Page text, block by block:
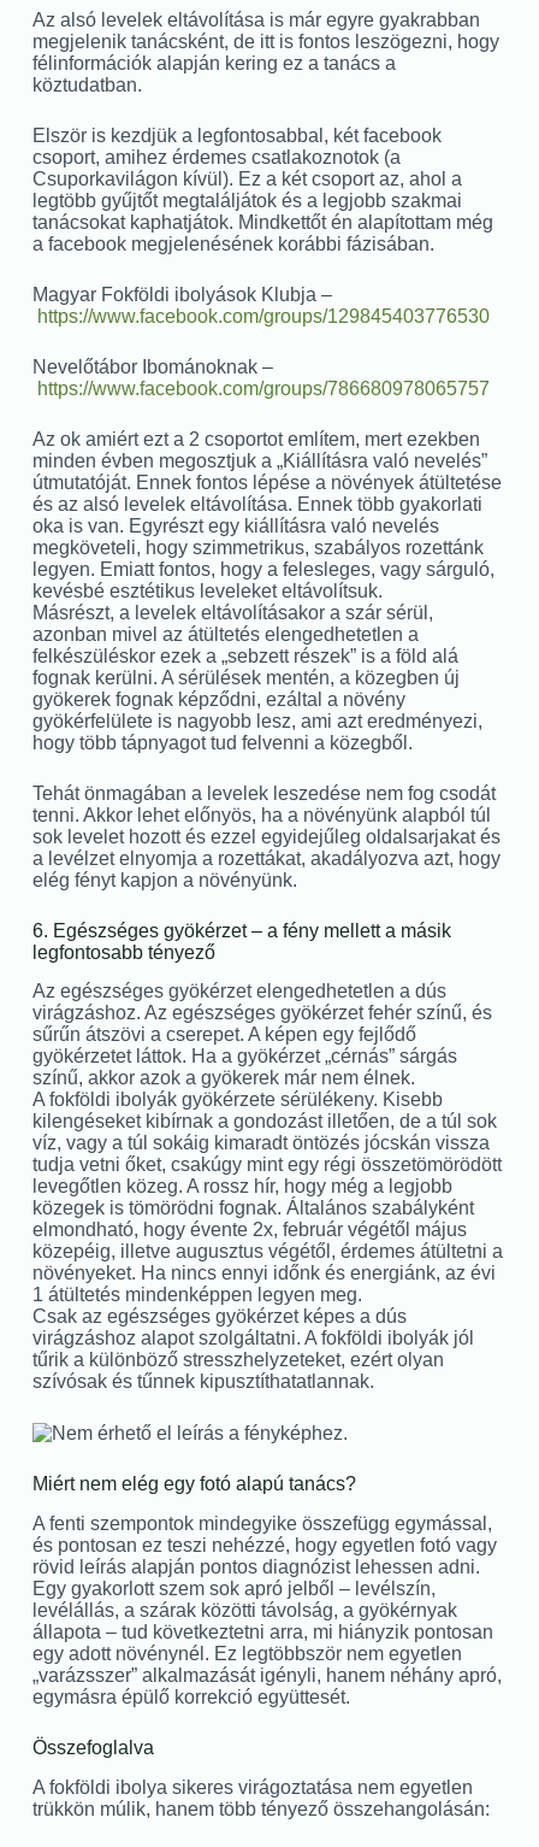
Az alsó levelek eltávolítása is már egyre gyakrabban
megjelenik tanácsként, de itt is fontos leszögezni, hogy
félinformációk alapján kering ez a tanács a
köztudatban.
Elször is kezdjük a legfontosabbal, két facebook
csoport, amihez érdemes csatlakoznotok (a
Csuporkavilágon kívül). Ez a két csoport az, ahol a
legtöbb gyűjtőt megtaláljátok és a legjobb szakmai
tanácsokat kaphatjátok. Mindkettőt én alapítottam még
a facebook megjelenésének korábbi fázisában.
Magyar Fokföldi ibolyások Klubja –
https://www.facebook.com/groups/129845403776530
Nevelőtábor Ibománoknak –
https://www.facebook.com/groups/786680978065757
Az ok amiért ezt a 2 csoportot említem, mert ezekben
minden évben megosztjuk a „Kiállításra való nevelés”
útmutatóját. Ennek fontos lépése a növények átültetése
és az alsó levelek eltávolítása. Ennek több gyakorlati
oka is van. Egyrészt egy kiállításra való nevelés
megköveteli, hogy szimmetrikus, szabályos rozettánk
legyen. Emiatt fontos, hogy a felesleges, vagy sárguló,
kevésbé esztétikus leveleket eltávolítsuk.
Másrészt, a levelek eltávolításakor a szár sérül,
azonban mivel az átültetés elengedhetetlen a
felkészüléskor ezek a „sebzett részek” is a föld alá
fognak kerülni. A sérülések mentén, a közegben új
gyökerek fognak képződni, ezáltal a növény
gyökérfelülete is nagyobb lesz, ami azt eredményezi,
hogy több tápnyagot tud felvenni a közegből.
Tehát önmagában a levelek leszedése nem fog csodát
tenni. Akkor lehet előnyös, ha a növényünk alapból túl
sok levelet hozott és ezzel egyidejűleg oldalsarjakat és
a levélzet elnyomja a rozettákat, akadályozva azt, hogy
elég fényt kapjon a növényünk.
6. Egészséges gyökérzet – a fény mellett a másik
legfontosabb tényező
Az egészséges gyökérzet elengedhetetlen a dús
virágzáshoz. Az egészséges gyökérzet fehér színű, és
sűrűn átszövi a cserepet. A képen egy fejlődő
gyökérzetet láttok. Ha a gyökérzet „cérnás” sárgás
színű, akkor azok a gyökerek már nem élnek.
A fokföldi ibolyák gyökérzete sérülékeny. Kisebb
kilengéseket kibírnak a gondozást illetően, de a túl sok
víz, vagy a túl sokáig kimaradt öntözés jócskán vissza
tudja vetni őket, csakúgy mint egy régi összetömörödött
levegőtlen közeg. A rossz hír, hogy még a legjobb
közegek is tömörödni fognak. Általános szabályként
elmondható, hogy évente 2x, február végétől május
közepéig, illetve augusztus végétől, érdemes átültetni a
növényeket. Ha nincs ennyi időnk és energiánk, az évi
1 átültetés mindenképpen legyen meg.
Csak az egészséges gyökérzet képes a dús
virágzáshoz alapot szolgáltatni. A fokföldi ibolyák jól
tűrik a különböző stresszhelyzeteket, ezért olyan
szívósak és tűnnek kipusztíthatatlannak.
Miért nem elég egy fotó alapú tanács?
A fenti szempontok mindegyike összefügg egymással,
és pontosan ez teszi nehézzé, hogy egyetlen fotó vagy
rövid leírás alapján pontos diagnózist lehessen adni.
Egy gyakorlott szem sok apró jelből – levélszín,
levélállás, a szárak közötti távolság, a gyökérnyak
állapota – tud következtetni arra, mi hiányzik pontosan
egy adott növénynél. Ez legtöbbször nem egyetlen
„varázsszer” alkalmazását igényli, hanem néhány apró,
egymásra épülő korrekció együttesét.
Összefoglalva
A fokföldi ibolya sikeres virágoztatása nem egyetlen
trükkön múlik, hanem több tényező összehangolásán: